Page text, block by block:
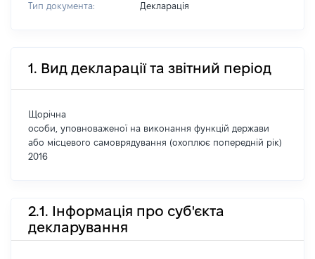
Тип документа: Декларація
1. Вид декларації та звітний період
Щорічна
особи, уповноваженої на виконання функцій держави
або місцевого самоврядування (охоплює попередній рік)
2016
2.1. Інформація про суб'єкта
декларування